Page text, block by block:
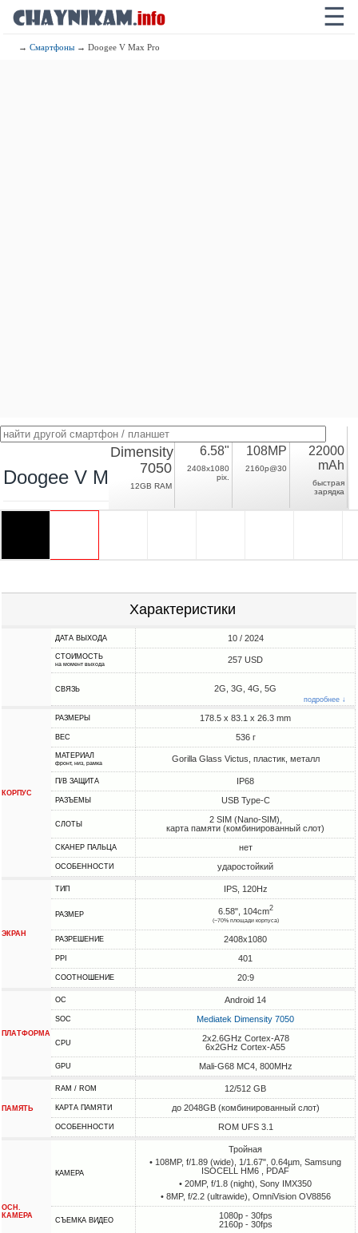
☰
→Смартфоны → Doogee V Max Pro
Doogee V Max Pro
Dimensity
7050
12GB RAM
6.58"
2408x1080
pix.
108MP
2160p@30
22000
mAh
быстрая
зарядка
Характеристики
ДАТА ВЫХОДА 10 / 2024
СТОИМОСТЬ
на момент выхода 257 USD
СВЯЗЬ 2G, 3G, 4G, 5G
подробнее ↓
КОРПУС
РАЗМЕРЫ 178.5 x 83.1 x 26.3 mm
ВЕС 536 г
МАТЕРИАЛ
фронт, низ, рамка Gorilla Glass Victus, пластик, металл
П/В ЗАЩИТА IP68
РАЗЪЕМЫ USB Type-C
СЛОТЫ
2 SIM (Nano-SIM),
карта памяти (комбинированный слот)
СКАНЕР ПАЛЬЦА нет
ОСОБЕННОСТИ ударостойкий
ЭКРАН
ТИП IPS, 120Hz
РАЗМЕР 6.58", 104cm2
(~70% площади корпуса)
РАЗРЕШЕНИЕ 2408x1080
PPI 401
СООТНОШЕНИЕ 20:9
ПЛАТФОРМА
ОС Android 14
SOC Mediatek Dimensity 7050
CPU
2x2.6GHz Cortex-A78
6x2GHz Cortex-A55
GPU Mali-G68 MC4, 800MHz
ПАМЯТЬ
RAM / ROM 12/512 GB
КАРТА ПАМЯТИ до 2048GB (комбинированный слот)
ОСОБЕННОСТИ ROM UFS 3.1
ОСН.
КАМЕРА
КАМЕРА
Тройная
• 108MP, f/1.89 (wide), 1/1.67", 0.64µm, Samsung
ISOCELL HM6 , PDAF
• 20MP, f/1.8 (night), Sony IMX350
• 8MP, f/2.2 (ultrawide), OmniVision OV8856
СЪЕМКА ВИДЕО
1080p - 30fps
2160p - 30fps